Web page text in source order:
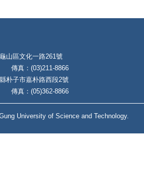
山區文化一路261號
傳真：(03)211-8866
朴子市嘉朴路西段2號
傳真：(05)362-8866
University of Science and Technology.